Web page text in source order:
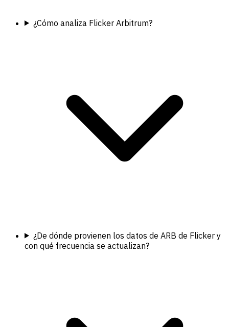
¿Cómo analiza Flicker Arbitrum?
¿De dónde provienen los datos de ARB de Flicker y
con qué frecuencia se actualizan?